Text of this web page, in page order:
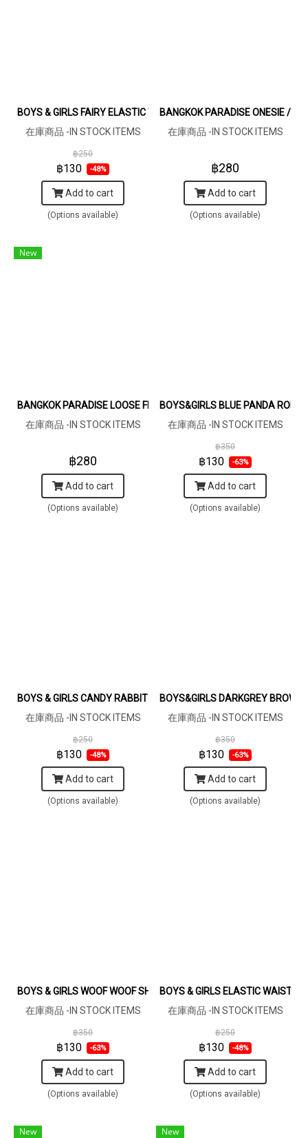
BOYS & GIRLS FAIRY ELASTIC WAISTBAND SHORTS CREAM /
在庫商品 -IN STOCK ITEMS
฿250
฿130 -48%
Add to cart
(Options available)
BANGKOK PARADISE ONESIE /
在庫商品 -IN STOCK ITEMS
฿280
Add to cart
(Options available)
New
BANGKOK PARADISE LOOSE FIT SHIRTS / 100% COTTON LILAC 在
在庫商品 -IN STOCK ITEMS
฿280
Add to cart
(Options available)
BOYS&GIRLS BLUE PANDA
在庫商品 -IN STOCK ITEMS
฿350
฿130 -63%
Add to cart
(Options available)
BOYS & GIRLS CANDY RABBIT HOT READ ELASTIC WAISTBAND
在庫商品 -IN STOCK ITEMS
฿250
฿130 -48%
Add to cart
(Options available)
BOYS&GIRLS DARKGREY
在庫商品 -IN STOCK ITEMS
฿350
฿130 -63%
Add to cart
(Options available)
BOYS & GIRLS WOOF WOOF SHIRTS DARKGREY BROWN / 100%
在庫商品 -IN STOCK ITEMS
฿350
฿130 -63%
Add to cart
(Options available)
BOYS & GIRLS ELASTIC
在庫商品 -IN STOCK ITEMS
฿250
฿130 -48%
Add to cart
(Options available)
New New